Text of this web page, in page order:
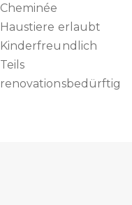
Cheminée
Haustiere erlaubt
Kinderfreundlich
Teils
renovationsbedürftig